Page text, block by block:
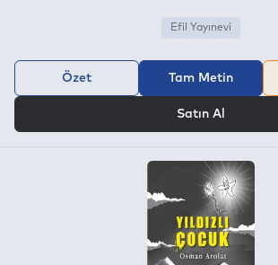
Efil Yayınevi
Özet Tam Metin
Satın Al